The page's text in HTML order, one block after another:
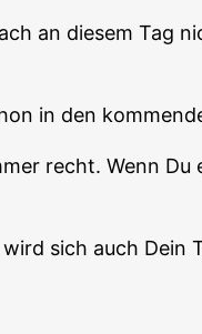
an die­sem Tag
in den
recht. Wenn
sich auch Dein